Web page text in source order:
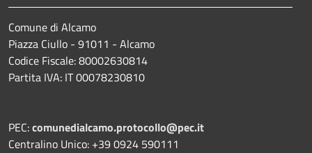
Comune di Alcamo
Piazza Ciullo - 91011 - Alcamo
Codice Fiscale: 80002630814
Partita IVA: IT 00078230810
PEC:comunedialcamo.protocollo@pec.it
Centralino Unico: +39 0924 590111